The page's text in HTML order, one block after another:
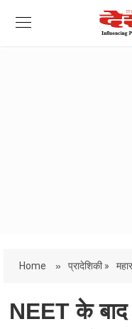
Home » प्रादेशिकी »
NEET के बाद